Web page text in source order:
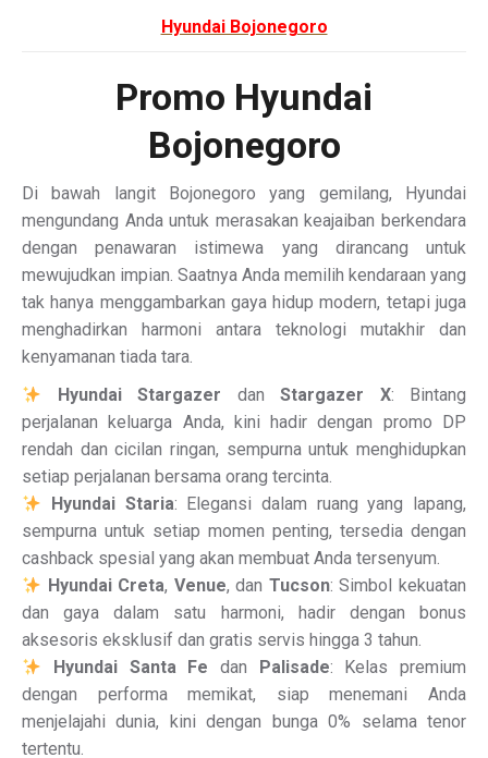
Hyundai Bojonegoro
Promo Hyundai
Bojonegoro
Di bawah langit Bojonegoro yang gemilang, Hyundai
mengundang Anda untuk merasakan keajaiban berkendara
dengan penawaran istimewa yang dirancang untuk
mewujudkan impian. Saatnya Anda memilih kendaraan yang
tak hanya menggambarkan gaya hidup modern, tetapi juga
menghadirkan harmoni antara teknologi mutakhir dan
kenyamanan tiada tara.
Hyundai Stargazer danStargazer X: Bintang
perjalanan keluarga Anda, kini hadir dengan promo DP
rendah dan cicilan ringan, sempurna untuk menghidupkan
setiap perjalanan bersama orang tercinta.
Hyundai Staria: Elegansi dalam ruang yang lapang,
sempurna untuk setiap momen penting, tersedia dengan
cashback spesial yang akan membuat Anda tersenyum.
Hyundai Creta, Venue, dan Tucson: Simbol kekuatan
dan gaya dalam satu harmoni, hadir dengan bonus
aksesoris eksklusif dan gratis servis hingga 3 tahun.
Hyundai Santa Fe dan Palisade: Kelas premium
dengan performa memikat, siap menemani Anda
menjelajahi dunia, kini dengan bunga 0% selama tenor
tertentu.